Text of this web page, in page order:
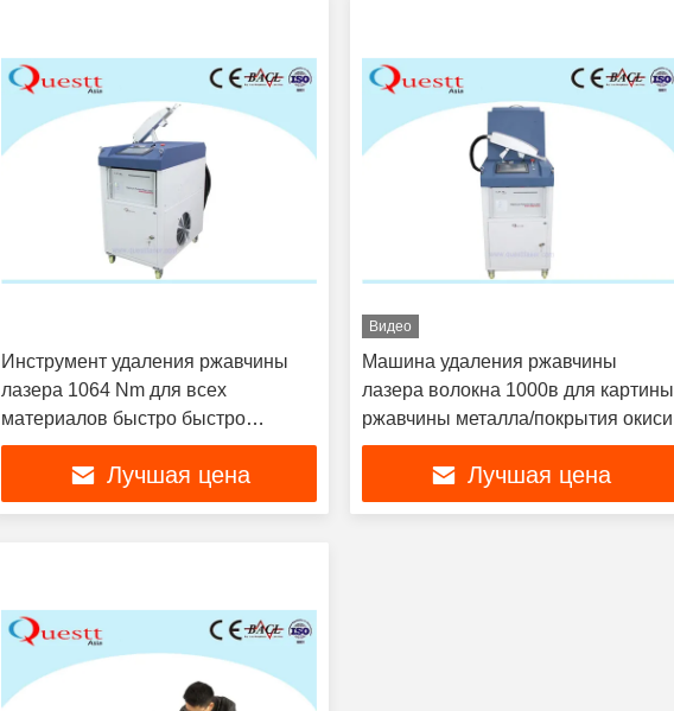
Инструмент удаления ржавчины
лазера 1064 Nm для всех
материалов быстро быстро
проходит Handheld голова лазера
Лучшая цена
Видео
Машина удаления ржавчины
лазера волокна 1000в для картины
ржавчины металла/покрытия окиси
Лучшая цена